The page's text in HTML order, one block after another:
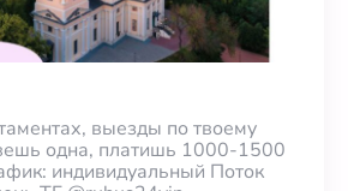
выезды по твоему
одна, платишь 1000-1500
индивидуальный Поток